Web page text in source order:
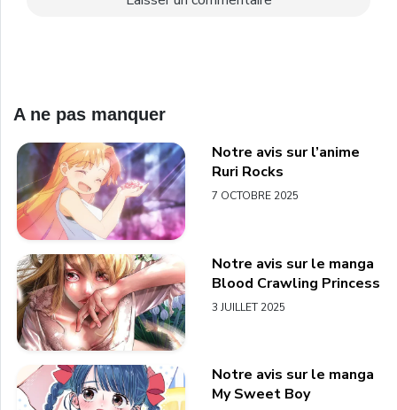
A ne pas manquer
Notre avis sur l’anime
Ruri Rocks
7 OCTOBRE 2025
Notre avis sur le manga
Blood Crawling Princess
3 JUILLET 2025
Notre avis sur le manga
My Sweet Boy